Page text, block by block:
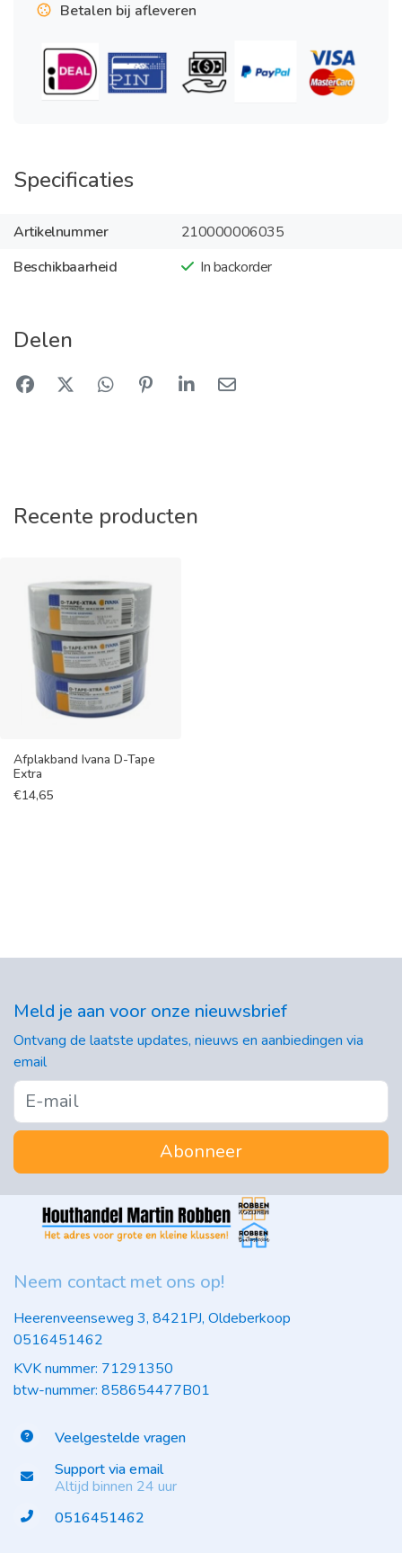
Betalen bij afleveren
Specificaties
Artikelnummer
210000006035
Beschikbaarheid
In backorder
Delen
Recente producten
Afplakband Ivana D-Tape
Extra
€14,65
Meld je aan voor onze nieuwsbrief
Ontvang de laatste updates, nieuws en aanbiedingen via
email
Abonneer
Neem contact met ons op!
Heerenveenseweg 3, 8421PJ, Oldeberkoop
0516451462
KVK nummer: 71291350
btw-nummer: 858654477B01
Veelgestelde vragen
Support via email
Altijd binnen 24 uur
0516451462